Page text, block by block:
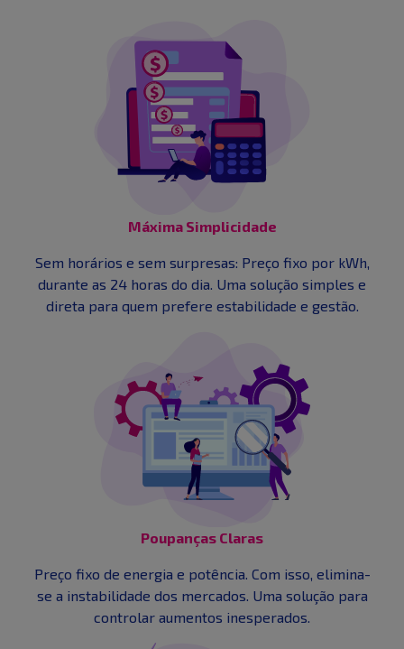
Máxima Simplicidade
Sem horários e sem surpresas: Preço fixo por kWh,
durante as 24 horas do dia. Uma solução simples e
direta para quem prefere estabilidade e gestão.
Poupanças Claras
Preço fixo de energia e potência. Com isso, elimina-
se a instabilidade dos mercados. Uma solução para
controlar aumentos inesperados.